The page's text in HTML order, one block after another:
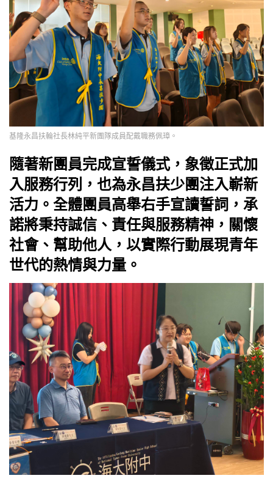
基隆永昌扶輪社長林純平新團隊成員配戴職務佩璋。
隨著新團員完成宣誓儀式，象徵正式加
入服務行列，也為永昌扶少團注入嶄新
活力。全體團員高舉右手宣讀誓詞，承
諾將秉持誠信、責任與服務精神，關懷
社會、幫助他人，以實際行動展現青年
世代的熱情與力量。